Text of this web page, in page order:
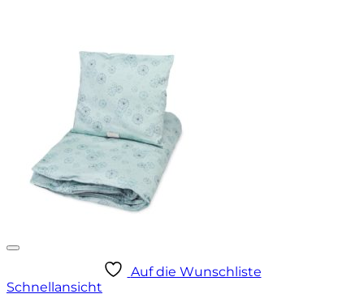
Auf die Wunschliste
Schnellansicht